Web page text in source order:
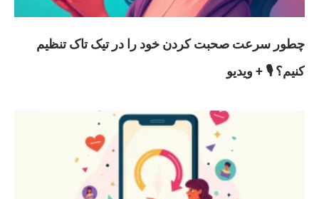
چطور سرعت صحبت کردن خود را در تیک تاک تنظیم
کنیم؟ 🎙️ + ویدیو